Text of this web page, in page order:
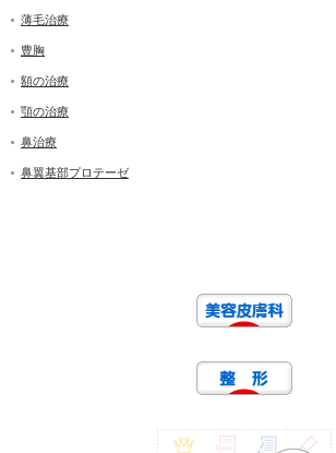
薄毛治療
豊胸
額の治療
顎の治療
鼻治療
鼻翼基部プロテーゼ